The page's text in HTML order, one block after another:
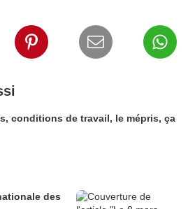
conditions de travail, le mépris, ça
des